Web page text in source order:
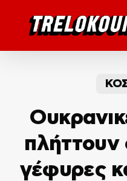
πλήττουν
γέφυρες